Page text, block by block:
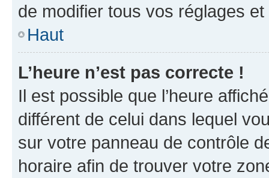
de modifier tous vos réglages
Haut
L’heure n’est pas correcte !
Il est possible que l’heure
différent de celui dans lequel
sur votre panneau de contrôle
horaire afin de trouver votre